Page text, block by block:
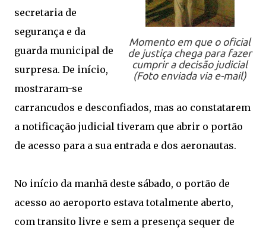
Momento em que o oficial
de justiça chega para fazer
cumprir a decisão judicial
(Foto enviada via e-mail)
secretaria de
segurança e da
guarda municipal de
surpresa. De início,
mostraram-se
carrancudos e desconfiados, mas ao constatarem
a notificação judicial tiveram que abrir o portão
de acesso para a sua entrada e dos aeronautas.
No início da manhã deste sábado, o portão de
acesso ao aeroporto estava totalmente aberto,
com transito livre e sem a presença sequer de